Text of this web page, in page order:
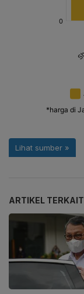
ARTIKEL TERKAIT